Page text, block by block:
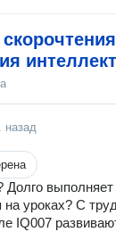
назад
Долго
уроках? С
IQ007